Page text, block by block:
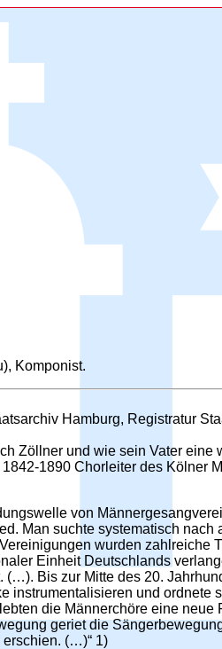
Komponist.
Hamburg, Registratur
Zöllner und wie sein Vater
1890 Chorleiter des Kölner
von
Man suchte systematisch
wurden zahlreiche
Einheit Deutschlands
Bis zur Mitte des 20.
und
die Männerchöre eine
geriet die
erschien. (…)“ 1)